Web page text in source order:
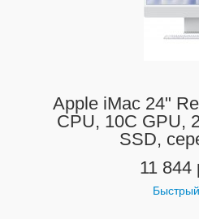
Apple iMac 24"
CPU, 10C GPU,
SSD,
11 844